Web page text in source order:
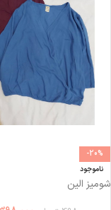
-20%
ناموجود
شومیز الین